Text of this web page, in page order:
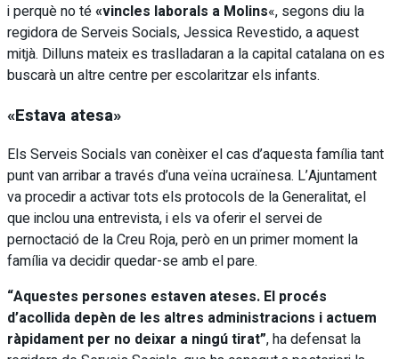
i perquè no té«vincles laborals a Molins«, segons diu la
regidora de Serveis Socials, Jessica Revestido, a aquest
mitjà. Dilluns mateix es traslladaran a la capital catalana on es
buscarà un altre centre per escolaritzar els infants.
«Estava atesa»
Els Serveis Socials van conèixer el cas d’aquesta família tant
punt van arribar a través d’una veïna ucraïnesa. L’Ajuntament
va procedir a activar tots els protocols de la Generalitat, el
que inclou una entrevista, i els va oferir el servei de
pernoctació de la Creu Roja, però en un primer moment la
família va decidir quedar-se amb el pare.
“Aquestes persones estaven ateses. El procés
d’acollida depèn de les altres administracions i actuem
ràpidament per no deixar a ningú tirat”, ha defensat la